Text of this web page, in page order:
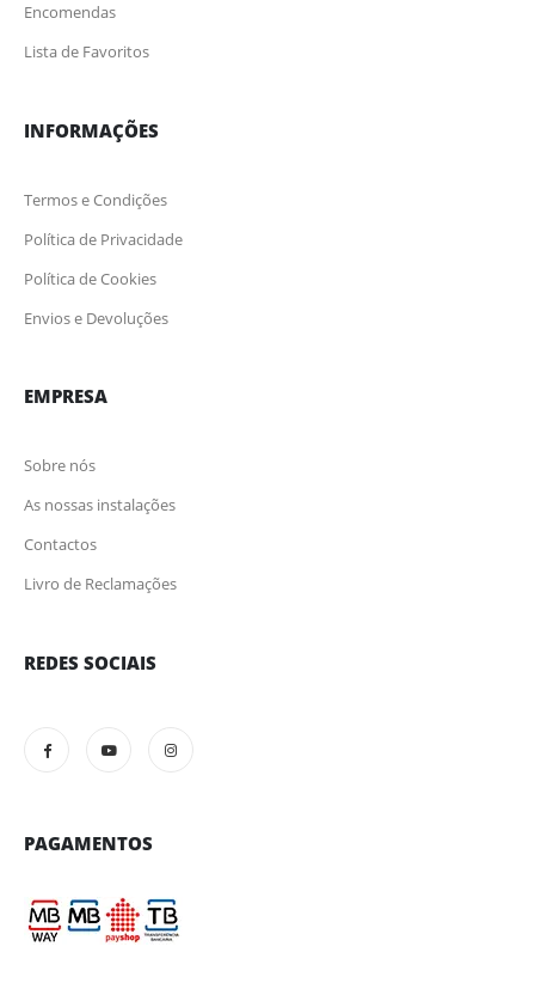
Encomendas
Lista de Favoritos
INFORMAÇÕES
Termos e Condições
Política de Privacidade
Política de Cookies
Envios e Devoluções
EMPRESA
Sobre nós
As nossas instalações
Contactos
Livro de Reclamações
REDES SOCIAIS
PAGAMENTOS